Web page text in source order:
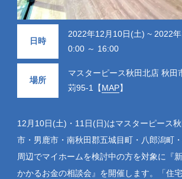
日時
2022年12月10日(土) ~ 2022
0:00 ～ 16:00
場所
マスターピース秋田北店 秋田
苅95-1【MAP】
12月10日(土)・11日(日)はマスターピース
市・男鹿市・南秋田郡五城目町・八郎潟町
周辺でマイホームを検討中の方を対象に『
かかるお金の相談会』を開催します。「住宅